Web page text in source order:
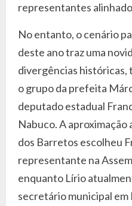
representantes
No entanto, o cenário
deste ano traz uma
divergências
o grupo da prefeita
deputado estadual
Nabuco. A
dos Barretos escolheu
representante na
enquanto Lírio
secretário municipal em